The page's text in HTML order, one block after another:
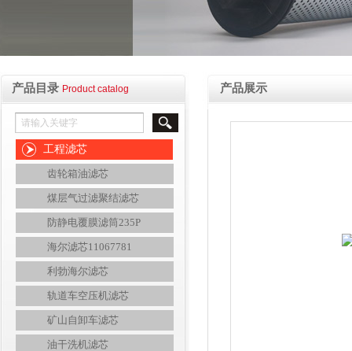
产品目录 Product catalog
工程滤芯
齿轮箱油滤芯
煤层气过滤聚结滤芯
防静电覆膜滤筒235P
海尔滤芯11067781
利勃海尔滤芯
轨道车空压机滤芯
矿山自卸车滤芯
油干洗机滤芯
产品展示